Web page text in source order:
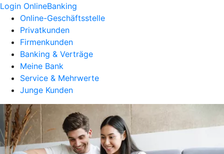
Login OnlineBanking
Online-Geschäftsstelle
Privatkunden
Firmenkunden
Banking & Verträge
Meine Bank
Service & Mehrwerte
Junge Kunden